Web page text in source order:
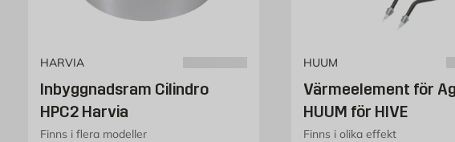
HARVIA
Inbyggnadsram Cilindro
HPC2 Harvia
Finns i flera modeller
HUUM
Värmeelement för
HUUM för HIVE
Finns i olika effekt